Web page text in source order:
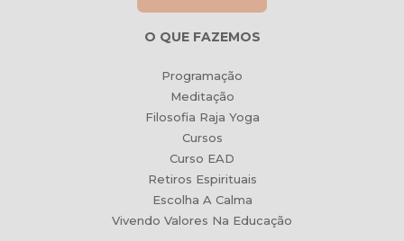
O QUE FAZEMOS
Programação
Meditação
Filosofia Raja Yoga
Cursos
Curso EAD
Retiros Espirituais
Escolha A Calma
Vivendo Valores Na Educação